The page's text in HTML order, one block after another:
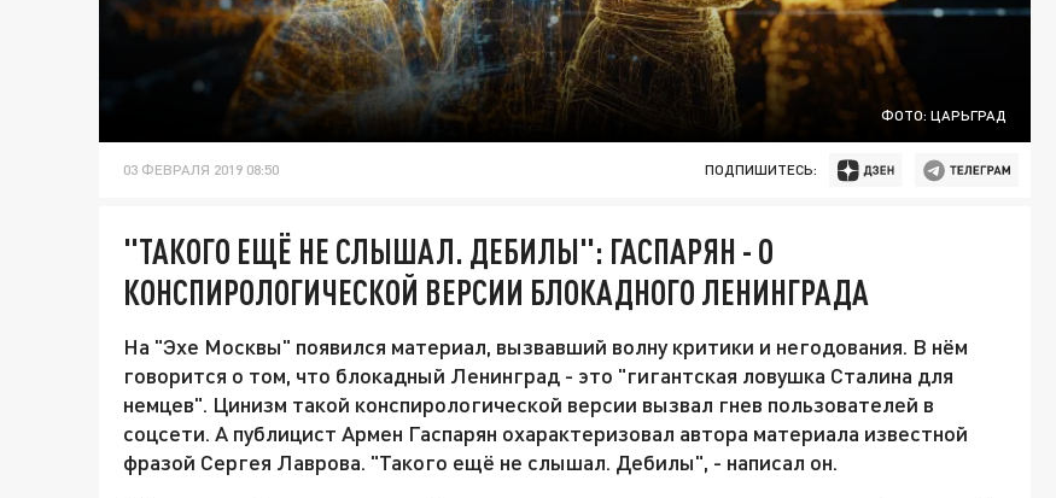
ФОТО: ЦАРЬГРАД
03 ФЕВРАЛЯ 2019 08:50 ПОДПИШИТЕСЬ:
"ТАКОГО ЕЩЁ НЕ СЛЫШАЛ. ДЕБИЛЫ": ГАСПАРЯН - О
КОНСПИРОЛОГИЧЕСКОЙ ВЕРСИИ БЛОКАДНОГО ЛЕНИНГРАДА
На "Эхе Москвы" появился материал, вызвавший волну критики и негодования. В нём
говорится о том, что блокадный Ленинград - это "гигантская ловушка Сталина для
немцев". Цинизм такой конспирологической версии вызвал гнев пользователей в
соцсети. А публицист Армен Гаспарян охарактеризовал автора материала известной
фразой Сергея Лаврова. "Такого ещё не слышал. Дебилы", - написал он.